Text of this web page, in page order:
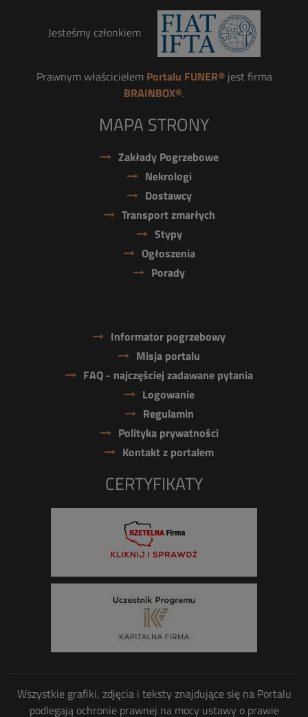
Jesteśmy członkiem
Prawnym właścicielem Portalu FUNER®jest firma
BRAINBOX®.
MAPA STRONY
Zakłady Pogrzebowe
Nekrologi
Dostawcy
Transport zmarłych
Stypy
Ogłoszenia
Porady
Informator pogrzebowy
Misja portalu
FAQ - najczęściej zadawane pytania
Logowanie
Regulamin
Polityka prywatności
Kontakt z portalem
CERTYFIKATY
Wszystkie grafiki, zdjęcia i teksty znajdujące się na Portalu
podlegają ochronie prawnej na mocy ustawy o prawie